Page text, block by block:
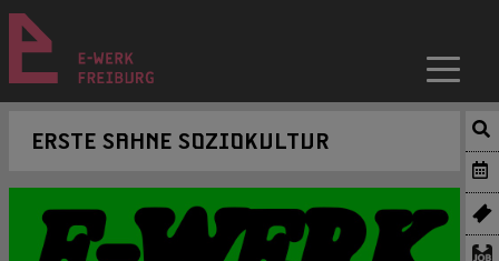
ERSTE SAHNE SOZIOKULTUR